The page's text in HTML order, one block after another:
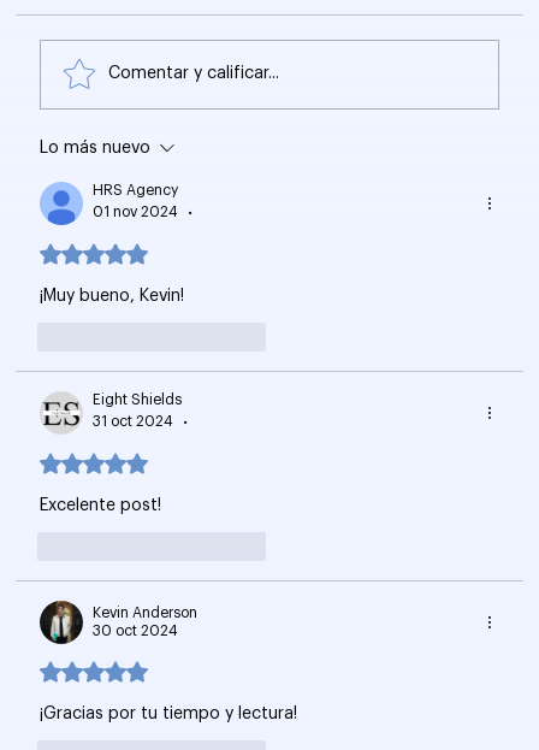
Trazabilidad del Contenido Generado
por IA
Comentar y calificar...
Lo más nuevo
HRS Agency
01 nov 2024
•
Obtuvo 5 de 5 estrellas.
¡Muy bueno, Kevin!
Eight Shields
31 oct 2024
•
Obtuvo 5 de 5 estrellas.
Excelente post!
Kevin Anderson
30 oct 2024
Obtuvo 5 de 5 estrellas.
¡Gracias por tu tiempo y lectura!